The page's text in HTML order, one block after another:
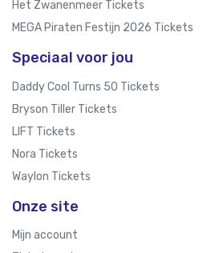
Het Zwanenmeer Tickets
MEGA Piraten Festijn 2026 Tickets
Speciaal voor jou
Daddy Cool Turns 50 Tickets
Bryson Tiller Tickets
LIFT Tickets
Nora Tickets
Waylon Tickets
Onze site
Mijn account